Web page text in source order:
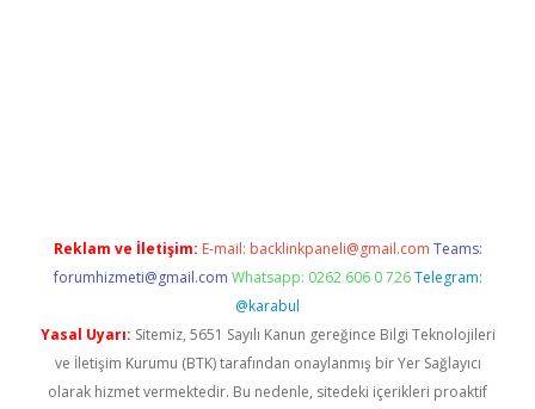
Reklam ve İletişim: E-mail: backlinkpaneli@gmail.com Teams:
forumhizmeti@gmail.com Whatsapp: 0262 606 0 726 Telegram:
@karabul
Yasal Uyarı: Sitemiz, 5651 Sayılı Kanun gereğince Bilgi Teknolojileri
ve İletişim Kurumu (BTK) tarafından onaylanmış bir Yer Sağlayıcı
olarak hizmet vermektedir. Bu nedenle, sitedeki içerikleri proaktif